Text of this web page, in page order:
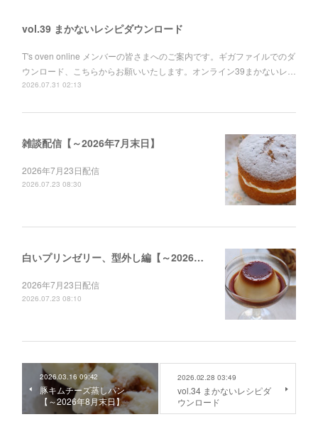
vol.39 まかないレシピダウンロード
T's oven online メンバーの皆さまへのご案内です。ギガファイルでのダ
ウンロード、こちらからお願いいたします。オンライン39まかないレ…
2026.07.31 02:13
雑談配信【～2026年7月末日】
2026年7月23日配信
2026.07.23 08:30
白いプリンゼリー、型外し編【～2026年12月末日】
2026年7月23日配信
2026.07.23 08:10
2026.03.16 09:42
豚キムチーズ蒸しパン
【～2026年8月末日】
2026.02.28 03:49
vol.34 まかないレシピダ
ウンロード